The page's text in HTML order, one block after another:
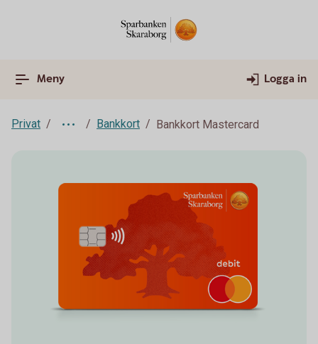
Meny Logga in
Privat Bankkort Bankkort Mastercard